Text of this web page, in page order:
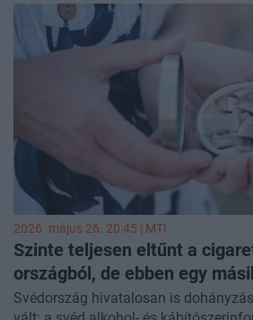
díjakat négy éve indítottuk elsőként
pályázatok beérkezését látva, 2026-
leginnovatívabb cégeket,
OTP Bank és a Portfolio Csoport
díjakra azon vállalatokat, azok
jelentkezését várjuk, akik büszkék a
eddigi eredményeire, egy adott
vagy személyére. Legyen szó kkv-ról
jelentkezzen a vállalat nevében, vagy
kollégáját, ezzel is elismerve a
munkásságát!
2026. május 26. 20:45 | MTI
Szinte teljesen eltűnt a
országból, de ebben egy
Svédország hivatalosan is